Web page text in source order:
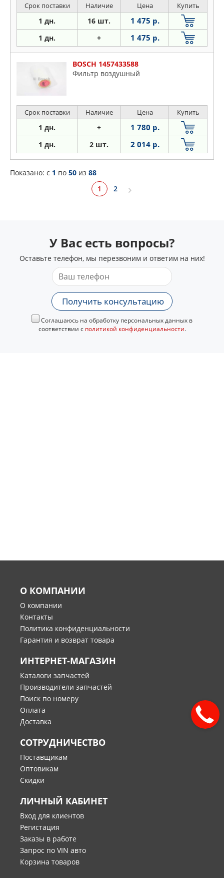
Срок поставки Наличие Цена Купить
1 дн. 16 шт. 1 475 р.
1 дн. + 1 475 р.
BOSCH 1457433588
Фильтр воздушный
Срок поставки Наличие Цена Купить
1 дн. + 1 780 р.
1 дн. 2 шт. 2 014 р.
Показано: c 1 по 50 из 88
1
2
У Вас есть вопросы?
Оставьте телефон, мы перезвоним и ответим на них!
Получить консультацию
Соглашаюсь на обработку персональных данных в
соответствии с политикой конфиденциальности.
О КОМПАНИИ
О компании
Контакты
Политика конфиденциальности
Гарантия и возврат товара
ИНТЕРНЕТ-МАГАЗИН
Каталоги запчастей
Производители запчастей
Поиск по номеру
Оплата
Доставка
СОТРУДНИЧЕСТВО
Поставщикам
Оптовикам
Скидки
ЛИЧНЫЙ КАБИНЕТ
Вход для клиентов
Регистация
Заказы в работе
Запрос по VIN авто
Корзина товаров